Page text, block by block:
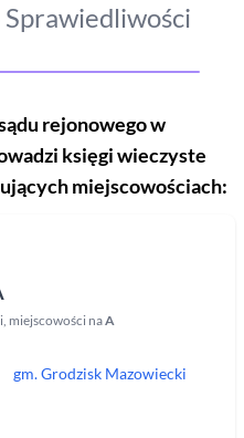
rejonowegow
księgi wieczyste
miejscowościach:
, miejscowości naA
gm.Grodzisk Mazowiecki